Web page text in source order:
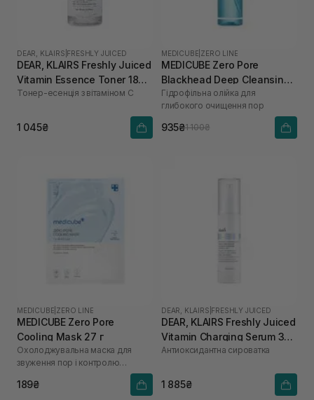
DEAR, KLAIRS FRESHLY JUICED
DEAR, KLAIRS Freshly Juiced
Vitamin Essence Toner 180
мл
Тонер-есенція з вітаміном C
1 045₴
MEDICUBE ZERO LINE
MEDICUBE Zero Pore
Blackhead Deep Cleansing
Oil 205 мл
Гідрофільна олійка для
глибокого очищення пор
935₴1 100₴
MEDICUBE ZERO LINE
MEDICUBE Zero Pore
Cooling Mask 27 г
Охолоджувальна маска для
звуження пор і контролю
189₴
DEAR, KLAIRS FRESHLY JUICED
DEAR, KLAIRS Freshly Juiced
Vitamin Charging Serum 30
мл
Антиоксидантна сироватка
1 885₴